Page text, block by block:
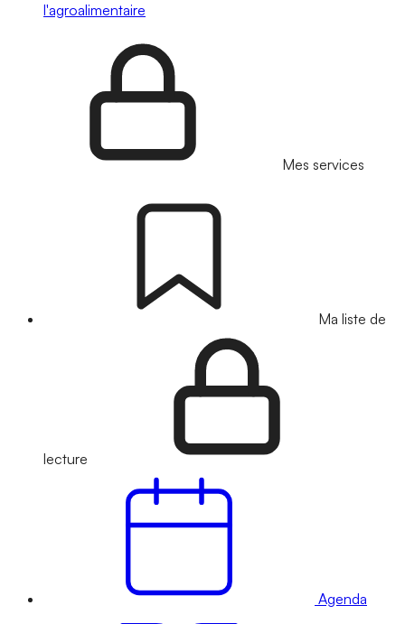
l'agroalimentaire
Mes services
Ma liste de
lecture
Agenda